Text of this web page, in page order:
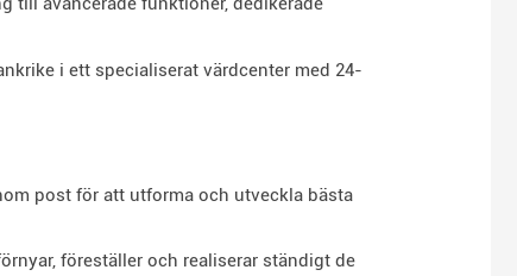
i ett specialiserat värdcenter med 24-
post för att utforma och utveckla bästa
föreställer och realiserar ständigt de